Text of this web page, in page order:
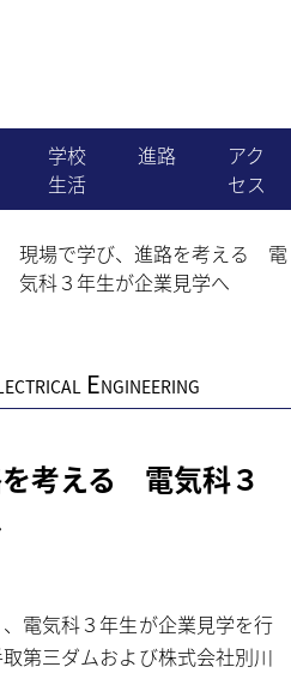
学校
生活
生徒会活動
学校行事
行事予定
進路
就職
進学
アク
セス
現場で学び、進路を考える 電
気科３年生が企業見学へ
Engineering
考える 電気科３
電気科３年生が企業見学を行
第三ダムおよび株式会社別川